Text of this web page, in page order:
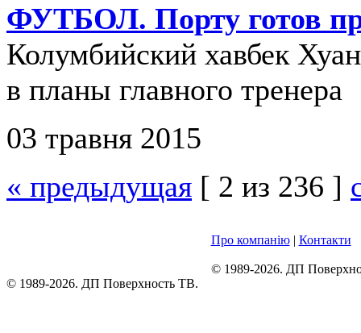
ФУТБОЛ. Порту готов
Колумбийский хавбек
в планы главного тренера
03 травня 2015
« предыдущая [ 2 из 236 ]
Про компанію| Контакти
© 1989-2026. ДП
© 1989-2026. ДП Поверхность ТВ.